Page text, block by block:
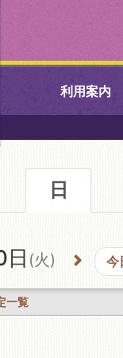
利用案内
中央図書館
北図書館
久世ふれあい
書館
日
日 (火) 今
一覧